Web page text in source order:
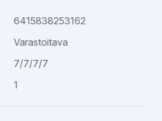
6415838253162
Varastoitava
7/7/7/7
1